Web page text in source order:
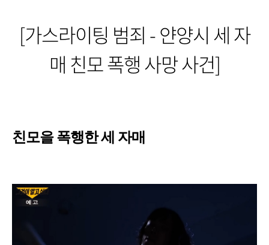
[가스라이팅 범죄 - 얀양시 세 자
매 친모 폭행 사망 사건]
친모을 폭행한 세 자매